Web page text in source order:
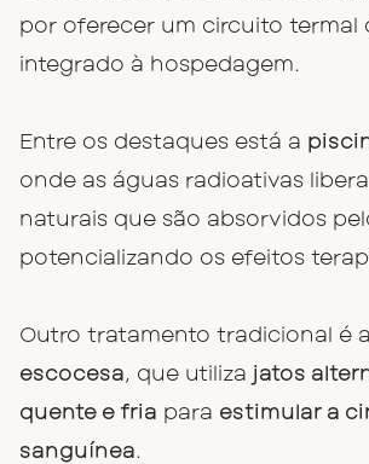
por oferecer um circuito termal
integrado à hospedagem.
Entre os destaques está a
onde as águas radioativas
naturais que são absorvidos
potencializando os efeitos
Outro tratamento tradicional é a
escocesa, que utiliza jatos
quente e fria para estimular a
sanguínea.